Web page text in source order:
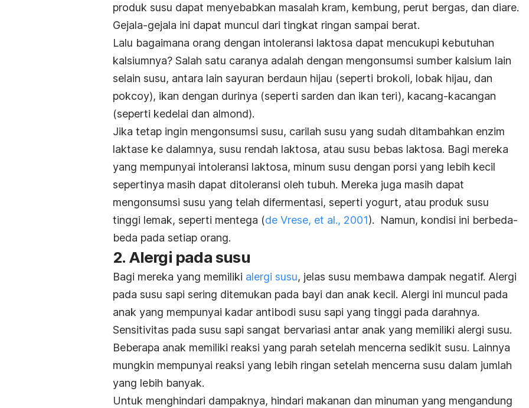
produk susu dapat menyebabkan masalah kram, kembung, perut bergas, dan diare.
Gejala-gejala ini dapat muncul dari tingkat ringan sampai berat.
Lalu bagaimana orang dengan intoleransi laktosa dapat mencukupi kebutuhan
kalsiumnya? Salah satu caranya adalah dengan mengonsumsi sumber kalsium lain
selain susu, antara lain sayuran berdaun hijau (seperti brokoli, lobak hijau, dan
pokcoy), ikan dengan durinya (seperti sarden dan ikan teri), kacang-kacangan
(seperti kedelai dan almond).
Jika tetap ingin mengonsumsi susu, carilah susu yang sudah ditambahkan enzim
laktase ke dalamnya, susu rendah laktosa, atau susu bebas laktosa. Bagi mereka
yang mempunyai intoleransi laktosa, minum susu dengan porsi yang lebih kecil
sepertinya masih dapat ditoleransi oleh tubuh. Mereka juga masih dapat
mengonsumsi susu yang telah difermentasi, seperti yogurt, atau produk susu
tinggi lemak, seperti mentega (de Vrese, et al., 2001). Namun, kondisi ini berbeda-
beda pada setiap orang.
2. Alergi pada susu
Bagi mereka yang memiliki alergi susu, jelas susu membawa dampak negatif. Alergi
pada susu sapi sering ditemukan pada bayi dan anak kecil. Alergi ini muncul pada
anak yang mempunyai kadar antibodi susu sapi yang tinggi pada darahnya.
Sensitivitas pada susu sapi sangat bervariasi antar anak yang memiliki alergi susu.
Beberapa anak memiliki reaksi yang parah setelah mencerna sedikit susu. Lainnya
mungkin mempunyai reaksi yang lebih ringan setelah mencerna susu dalam jumlah
yang lebih banyak.
Untuk menghindari dampaknya, hindari makanan dan minuman yang mengandung